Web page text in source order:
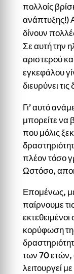
πολλοίς
ανάπτυξης!)
δίνουν
Σε αυτή την
αριστερού
εγκεφάλου
διευρύνει
Γι’ αυτό
μπορείτε να
που μόλις
πλέον τόσο
Ωστόσο,
Επομένως, με
παίρνουμε
κορύφωση
των 70 ετών,
λειτουργεί